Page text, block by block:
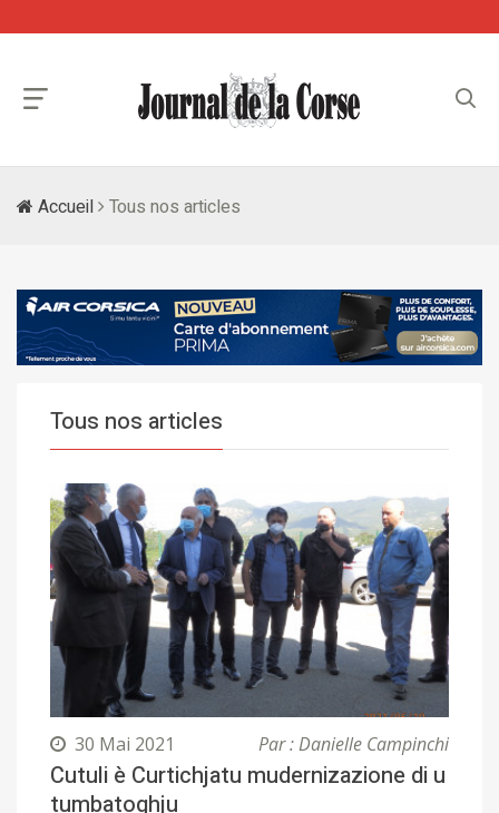
Accueil Tous nos articles
Tous nos articles
30 Mai 2021 Par : Danielle Campinchi
Cutuli è Curtichjatu mudernizazione di u
tumbatoghju